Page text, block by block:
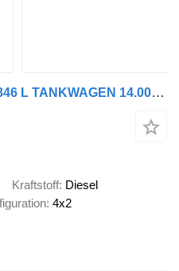
Mercedes-Benz ACTROS 1846 L TANKWAGEN 14.000 LTR*OBEN- + UNTEN
Kraftstoff Diesel
4x2